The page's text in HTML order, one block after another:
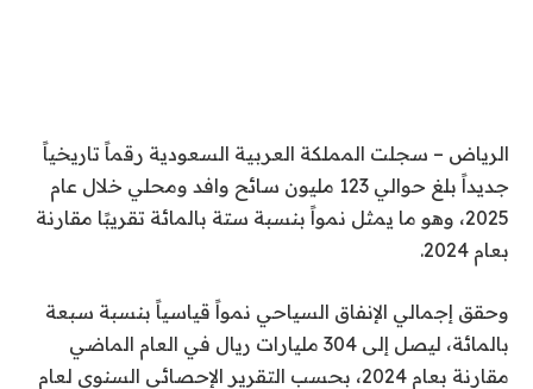
الرياض – سجلت المملكة العربية السعودية رقماً تاريخياً
جديداً بلغ حوالي 123 مليون سائح وافد ومحلي خلال عام
2025، وهو ما يمثل نمواً بنسبة ستة بالمائة تقريبًا مقارنة
بعام 2024.
وحقق إجمالي الإنفاق السياحي نمواً قياسياً بنسبة سبعة
بالمائة، ليصل إلى 304 مليارات ريال في العام الماضي
مقارنة بعام 2024، بحسب التقرير الإحصائي السنوي لعام